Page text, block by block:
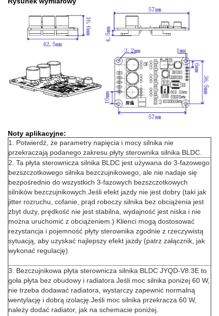
Noty aplikacyjne:
1. Potwierdź, że parametry napięcia i mocy silnika nie
przekraczają podanego zakresu płyty sterownika silnika BLDC.
2. Ta płyta sterownicza silnika BLDC jest używana do 3-fazowego
bezszczotkowego silnika bezczujnikowego, ale nie nadaje się
bezpośrednio do wszystkich 3-fazowych bezszczotkowych
silników bezczujnikowych.Jeśli efekt jazdy nie jest dobry (taki jak
jitter rozruchu, cofanie, prąd roboczy silnika bez obciążenia jest
zbyt duży, prędkość nie jest stabilna, wydajność jest niska i nie
można uruchomić z obciążeniem.) Klienci mogą dostosować
rezystancja i pojemność płyty sterownika zgodnie z rzeczywistą
sytuacją, aby uzyskać najlepszy efekt jazdy (patrz załącznik, jak
wykonać regulację)
3. Bezczujnikowa płyta sterownicza silnika BLDC JYQD-V8.3E to
goła płyta bez obudowy i radiatora.Jeśli moc silnika poniżej 60 W,
nie trzeba dodawać radiatora, wystarczy zapewnić normalną
wentylację i dobrą izolację.Jeśli moc silnika przekracza 60 W,
należy dodać radiator, jak na schemacie poniżej.